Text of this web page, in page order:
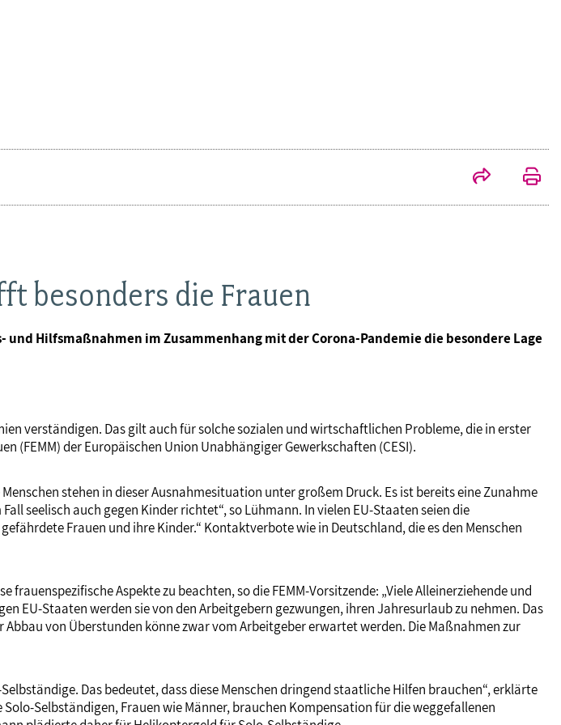
besonders die Frauen
Hilfsmaßnahmen im Zusammenhang mit der Corona-Pandemie die besondere Lage
verständigen. Das gilt auch für solche sozialen und wirtschaftlichen Probleme, die in erster
(FEMM) der Europäischen Union Unabhängiger Gewerkschaften (CESI).
stehen in dieser Ausnahmesituation unter großem Druck. Es ist bereits eine Zunahme
seelisch auch gegen Kinder richtet“, so Lühmann. In vielen EU-Staaten seien die
Frauen und ihre Kinder.“ Kontaktverbote wie in Deutschland, die es den Menschen
Aspekte zu beachten, so die FEMM-Vorsitzende: „Viele Alleinerziehende und
EU-Staaten werden sie von den Arbeitgebern gezwungen, ihren Jahresurlaub zu nehmen. Das
von Überstunden könne zwar vom Arbeitgeber erwartet werden. Die Maßnahmen zur
Das bedeutet, dass diese Menschen dringend staatliche Hilfen brauchen“, erklärte
Selbständigen, Frauen wie Männer, brauchen Kompensation für die weggefallenen